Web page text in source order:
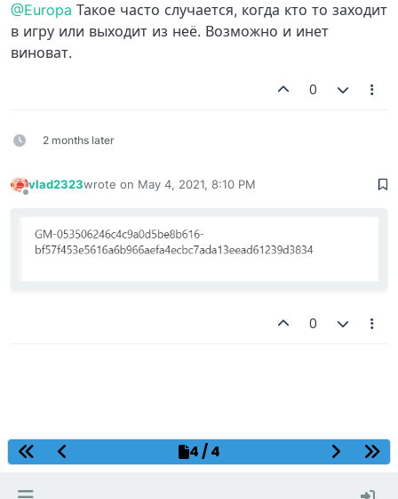
@Europa Такое часто случается, когда кто то заходит
в игру или выходит из неё. Возможно и инет
виноват.
0
2 months later
vlad2323wrote on May 4, 2021, 8:10 PM
last edited by
0
Decentralized Gaming Platform
4 / 4